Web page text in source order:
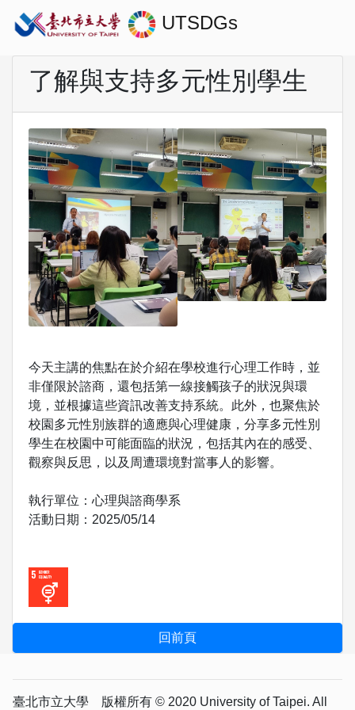
UTSDGs
了解與支持多元性別學生
今天主講的焦點在於介紹在學校進行心理工作時，並
非僅限於諮商，還包括第一線接觸孩子的狀況與環
境，並根據這些資訊改善支持系統。此外，也聚焦於
校園多元性別族群的適應與心理健康，分享多元性別
學生在校園中可能面臨的狀況，包括其內在的感受、
觀察與反思，以及周遭環境對當事人的影響。
執行單位：心理與諮商學系
活動日期：2025/05/14
臺北市立大學 版權所有 © 2020 University of Taipei. All